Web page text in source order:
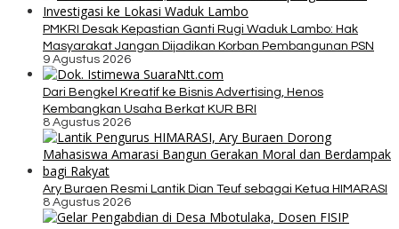
PMKRI Desak Kepastian Ganti Rugi Waduk Lambo: Hak
Masyarakat Jangan Dijadikan Korban Pembangunan PSN
9 Agustus 2026
Dari Bengkel Kreatif ke Bisnis Advertising, Henos
Kembangkan Usaha Berkat KUR BRI
8 Agustus 2026
Ary Buraen Resmi Lantik Dian Teuf sebagai Ketua HIMARASI
8 Agustus 2026